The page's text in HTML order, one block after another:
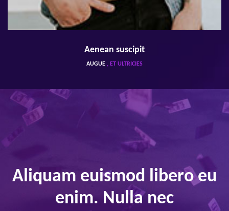
Aenean suscipit
AUGUE , ET ULTRICIES
Aliquam euismod libero eu
enim. Nulla nec